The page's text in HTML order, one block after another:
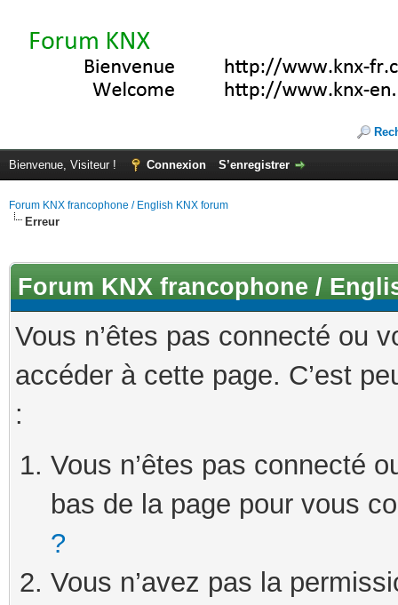
Bienvenue, Visiteur ! Connexion S’enregistrer
Forum KNX francophone / English KNX forum
Erreur
Forum KNX francophone /
Vous n’êtes pas connecté ou
accéder à cette page. C’est
:
Vous n’êtes pas connecté
bas de la page pour vous
?
Vous n’avez pas la